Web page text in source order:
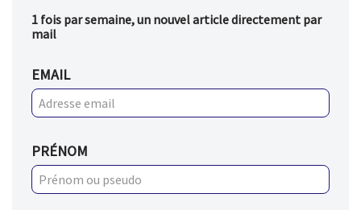
1 fois par semaine, un nouvel article directement par
mail
EMAIL
PRÉNOM